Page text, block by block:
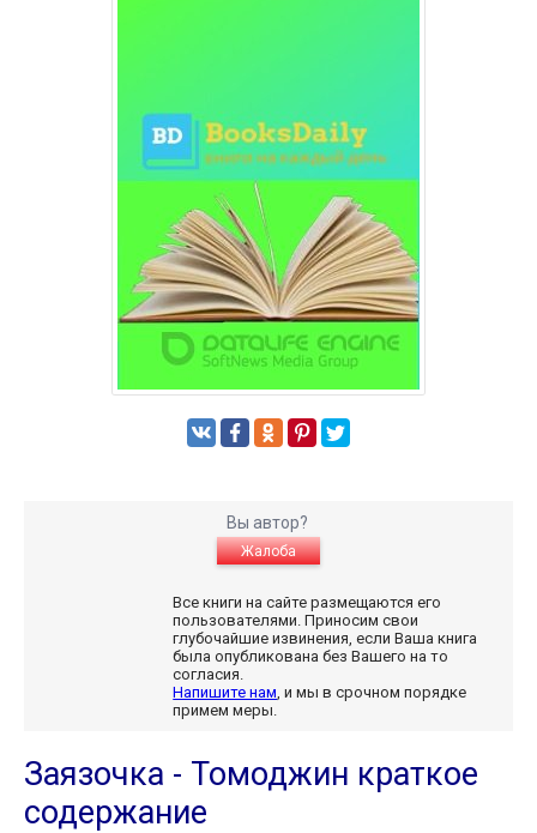
Вы автор?
Жалоба
Все книги на сайте размещаются его
пользователями. Приносим свои
глубочайшие извинения, если Ваша книга
была опубликована без Вашего на то
согласия.
Напишите нам, и мы в срочном порядке
примем меры.
Заязочка - Томоджин краткое
содержание